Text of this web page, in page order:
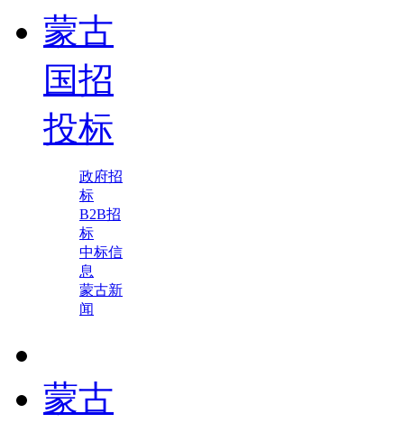
蒙古
国招
投标
政府招
标
B2B招
标
中标信
息
蒙古新
闻
蒙古